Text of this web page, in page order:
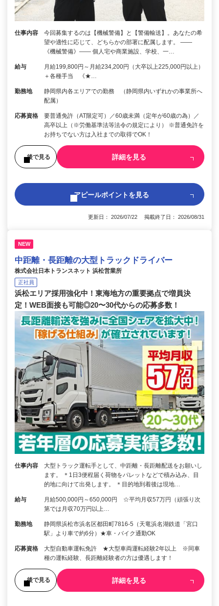
仕事内容
今回募集するのは【機械警備】と【警備輸送】。あなたの希
望や適性に応じて、どちらかの部署に配属します。 ――
《機械警備》―― 個人宅や商業施設、学校、一…
給与
月給199,800円～月給234,200円（大卒以上225,000円以上）
＋各種手当 《★…
勤務地
静岡県内各エリアでの勤務 （静岡県内いずれかの事業所へ
配属）
応募資格
要普通免許（AT限定可）／60歳未満（定年が60歳の為）／
高卒以上（※労働基準法等法令の規定により） ※普通免許を
お持ちでない方は入社までの取得でOK！
後で見る 詳細を見る
アピールポイントを見る
更新日： 2026/07/22 掲載終了日： 2026/08/31
NEW
中距離・長距離の大型トラックドライバー
株式会社日本トランスネット 浜松営業所
正社員
浜松エリア採用強化中！東海地方の重要拠点で増員決
定！WEB面接も可能◎20〜30代からの応募多数！
仕事内容
大型トラック運転手として、中距離・長距離配送をお願いし
ます。 ＊1日3便程届く荷物をパレットなどで積み込み、目
的地に向けて出発します。 ＊目的地到着後は現地…
給与
月給500,000円～650,000円 ☆平均月収57万円（頑張り次
第では月収70万円以上…
勤務地
静岡県浜松市浜名区都田町7816-5（天竜浜名湖鉄道「宮口
駅」より車で約6分）★車・バイク通勤OK
応募資格
大型自動車運転免許 ★大型車両運転経験2年以上 ※同車
種の運転経験、長距離経験者の方は優遇します！
後で見る 詳細を見る